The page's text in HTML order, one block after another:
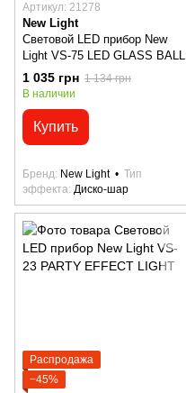
Артикул: 21278
New Light
Световой LED прибор New
Light VS-75 LED GLASS BALL
1 035 грн 1 134 грн
В наличии
Купить
Бренд New Light
Тип
эффекта Диско-шар
Распродажа
−45%